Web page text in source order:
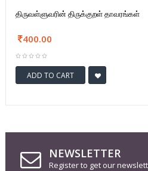
திருவள்ளுவரின் திருக்குறள் தாவரங்கள்
400.00
ADD TO CART
NEWSLETTER
Register to get our